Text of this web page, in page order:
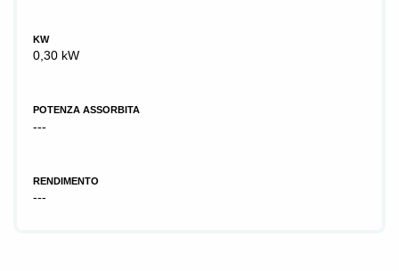
KW
0,30 kW
POTENZA ASSORBITA
---
RENDIMENTO
---